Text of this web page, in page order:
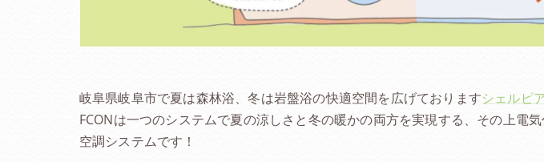
岐阜県岐阜市で夏は森林浴、冬は岩盤浴の快適空間を広げておりますシェルピ
FCONは一つのシステムで夏の涼しさと冬の暖かの両方を実現する、その上電
空調システムです！